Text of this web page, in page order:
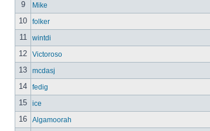
9
Mike
10
folker
11
wintdi
12
Victoroso
13
mcdasj
14
fedig
15
ice
16
Algamoorah